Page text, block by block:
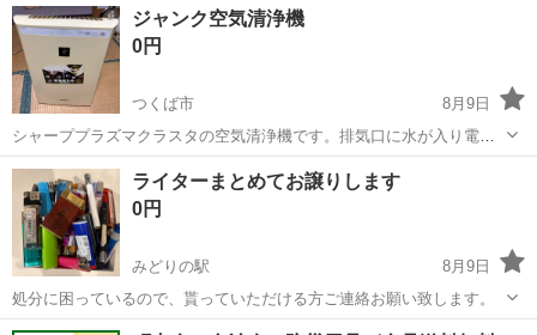
トタワーのみです。 今新しいキャットタワーを購入し設置したので不
用になり 掃除しており処分しよ...
茨城 つくば市 つくば駅 その他
ジャンク空気清浄機
0円
つくば市
8月9日
シャーププラズマクラスタの空気清浄機です。排気口に水が入り電源
が入りませんので動きません、ジャンク品になります。部品取りにお
使いいだだけます。無料で差し上げますのでつくばの指定のコンビニ
まで取りに来てください
茨城 つくば市 その他 ジャンク
ライターまとめてお譲りします
0円
みどりの駅
8月9日
処分に困っているので、貰っていただける方ご連絡お願い致します。
茨城 つくば市 みどりの駅 その他 譲り